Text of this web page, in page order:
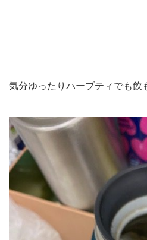
気分ゆったりハーブティでも飲